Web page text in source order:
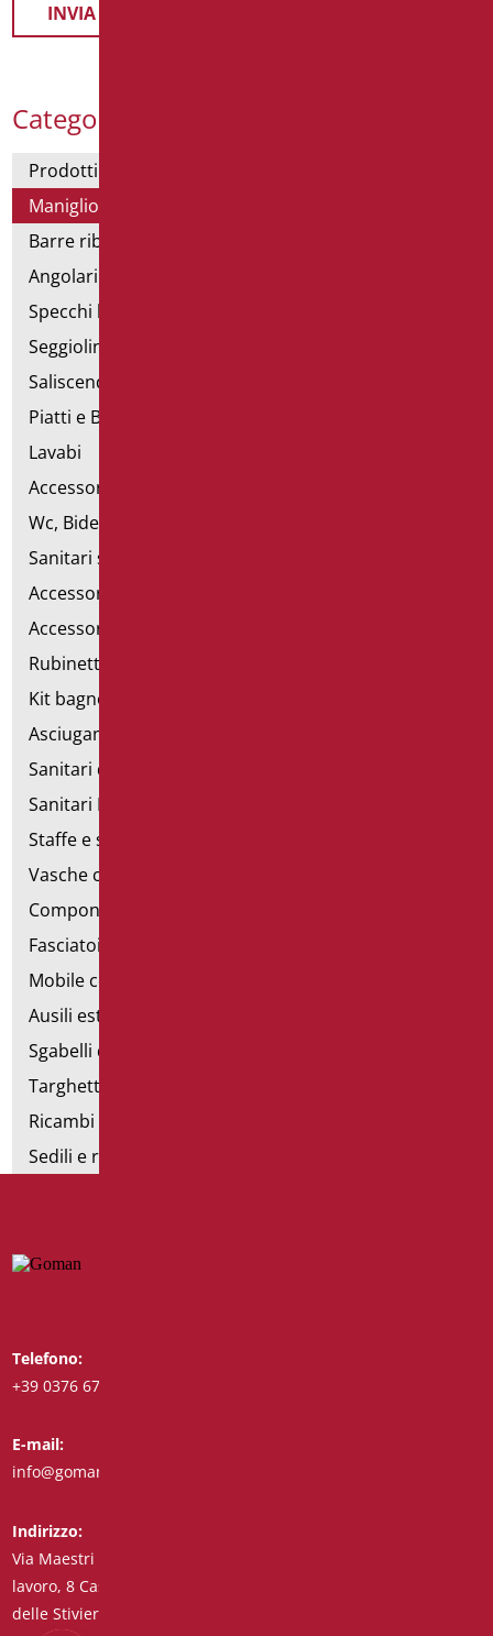
Categorie Prodotti
Prodotti con dichiarazione CAM
Maniglioni di sostegno
Barre ribaltabili e fisse
Angolari doccia e vasca
Specchi bagno
Seggiolini vasca e doccia
Saliscendi doccia di sostegno
Piatti e Box Doccia
Lavabi
Accessori per Lavabo
Wc, Bidet e pareti attrezzate
Sanitari speciali
Accessori per WC
Accessori bagno
Rubinetteria
Kit bagno a norma
Asciugamani elettrici
Sanitari d'emergenza
Sanitari Inox
Staffe e sostegni per cartongesso
Vasche con sportello
Componibili corrimano
Fasciatoi
Mobile con poltrona
Ausili estraibili
Sgabelli doccia
Targhette bagno
Ricambi e minuteria
Sedili e rialzi WC
Telefono:
+39 0376 671780
E-mail:
info@goman.it
Indirizzo:
Via Maestri del
lavoro, 8 Castiglione
delle Stiviere 46043